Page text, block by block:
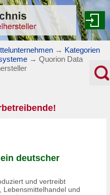
→ Kategorien
→ Quorion Data
deutscher
und vertreibt
Lebensmittelhandel und